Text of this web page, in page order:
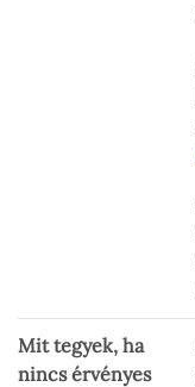
Mit tegyek, ha
nincs érvényes